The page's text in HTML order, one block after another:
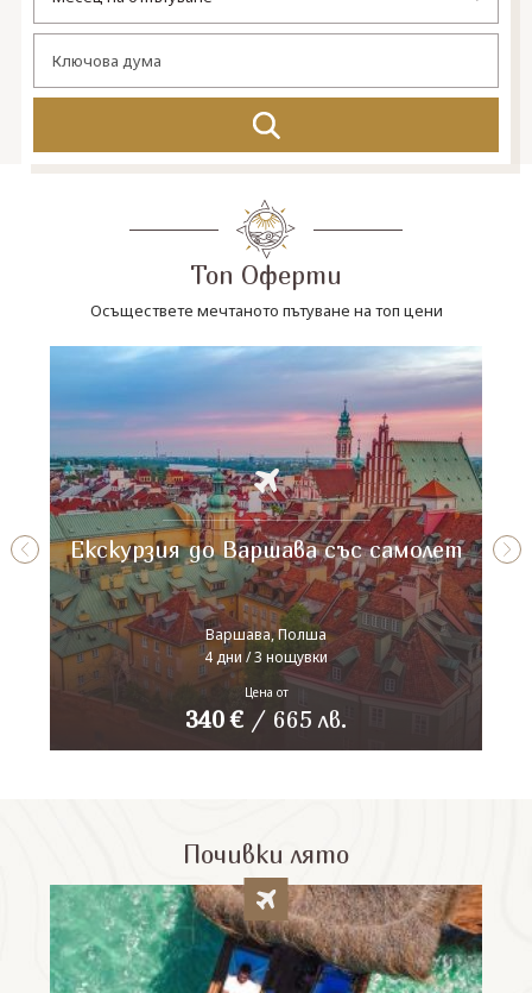
Топ Оферти
Осъществете мечтаното пътуване на топ цени
Екскурзия до Варшава със самолет
Варшава, Полша
4 дни / 3 нощувки
Цена от
340 € / 665 лв.
Почивки лято